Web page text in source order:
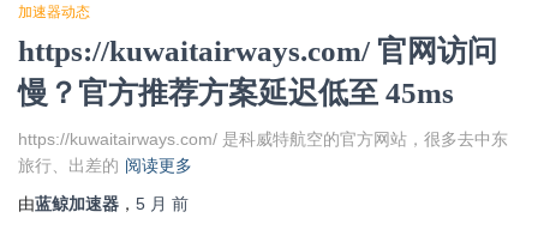
加速器动态
https://kuwaitairways.com/ 官网访问
慢？官方推荐方案延迟低至 45ms
https://kuwaitairways.com/ 是科威特航空的官方网站，很多去中东
旅行、出差的 阅读更多
由蓝鲸加速器 ， 5 月 前